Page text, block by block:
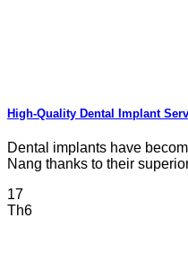
High-Quality Dental Implant
Dental implants have
Nang thanks to their
17
Th6